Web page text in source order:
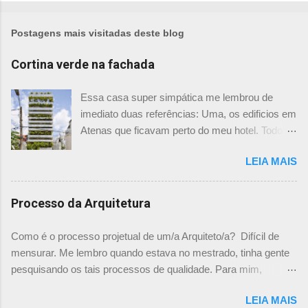
Postagens mais visitadas deste blog
Cortina verde na fachada
Essa casa super simpática me lembrou de
imediato duas referências: Uma, os edificios em
Atenas que ficavam perto do meu hotel. Todos
ficassem tão simpáticos! Mas olhando com
mais foco, me veio a segunda referência. Na
verdade as fachadas da frente e fundos são
como segundas peles, floreiras que criam um
prédio. Justo como a casa do colega Oscar
Muller. Eu juro que tenho fotos no computador,
mas não consegui acha-las para colocar aqui. A
dele é uma casa de vila e, na parte dos fundos,
LEIA MAIS
Processo da Arquitetura
Como é o processo projetual de um/a Arquiteto/a? Difícil de
mensurar. Me lembro quando estava no mestrado, tinha gente
pesquisando os tais processos de qualidade. Para mim,
me parecia surreal. Já escrevi aqui um chamado sobre "Como
LEIA MAIS